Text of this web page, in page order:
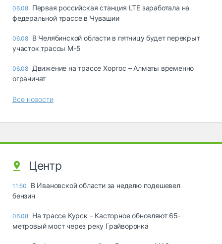
06.08 Первая российская станция LTE заработала на
федеральной трассе в Чувашии
06.08 В Челябинской области в пятницу будет перекрыт
участок трассы М-5
06.08 Движение на трассе Хоргос – Алматы временно
ограничат
Все новости
Центр
11:50
В Ивановской области за неделю подешевел
бензин
06.08 На трассе Курск – Касторное обновляют 65-
метровый мост через реку Грайворонка